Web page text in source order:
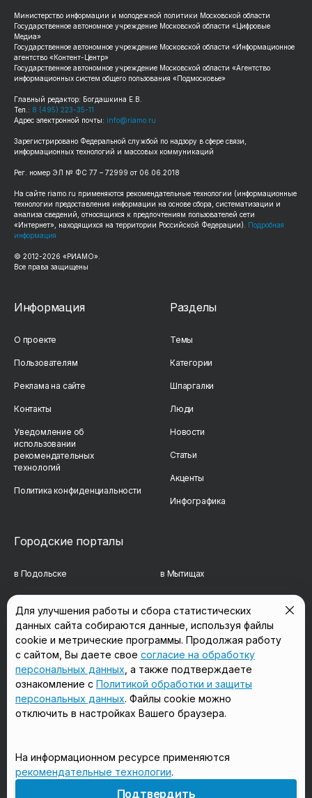
Министерство информации и молодежной политики Московской области
Государственное автономное учреждение Московской области «Цифровые
Медиа»
Государственное автономное учреждение Московской области «Информационное
агентство «Контент-Центр»
Государственное автономное учреждение Московской области «Агентство
информационных систем общего пользования «Подмосковье»
Главный редактор: Богдашкина Е.В.
Тел.: 8 (495) 223-35-11
Адрес электронной почты: info@riamo.ru
Зарегистрировано Федеральной службой по надзору в сфере связи,
информационных технологий и массовых коммуникаций
Рег. номер ЭЛ № ФС 77 – 72999 от 06.06.2018
На сайте riamo.ru применяются рекомендательные технологии (информационные
технологии предоставления информации на основе сбора, систематизации и
анализа сведений, относящихся к предпочтениям пользователей сети
«Интернет», находящихся на территории Российской Федерации).
Подробная
информация
© 2012-2026 «РИАМО».
Все права защищены
Информация
О проекте
Пользователям
Реклама на сайте
Контакты
Уведомление об
использовании
рекомендательных
технологий
Политика конфиденциальности
Разделы
Темы
Категории
Шпаргалки
Люди
Новости
Статьи
Акценты
Инфографика
Городские порталы
в Подольске в Мытищах
в Сергиевом Посаде в Люберцах
в Красногорске в Королёве
в Домодедово в Щёлково
18+
Мы в соцсетях
Для улучшения работы и сбора статистических
данных сайта собираются данные, используя файлы
cookie и метрические программы. Продолжая работу
с сайтом, Вы даете свое согласие на обработку
персональных данных , а также подтверждаете
ознакомление с Политикой обработки и защиты
персональных данных. Файлы cookie можно
отключить в настройках Вашего браузера.
На информационном ресурсе применяются
рекомендательные технологии.
Подтвердить